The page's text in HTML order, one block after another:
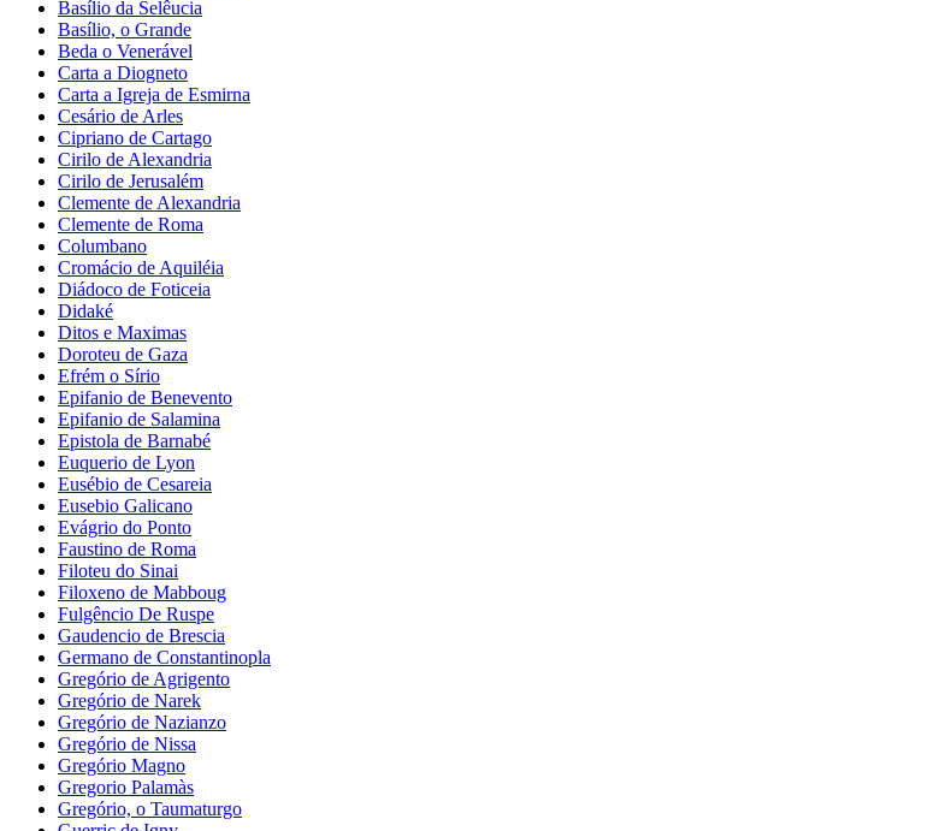
Basílio da Selêucia
Basílio, o Grande
Beda o Venerável
Carta a Diogneto
Carta a Igreja de Esmirna
Cesário de Arles
Cipriano de Cartago
Cirilo de Alexandria
Cirilo de Jerusalém
Clemente de Alexandria
Clemente de Roma
Columbano
Cromácio de Aquiléia
Diádoco de Foticeia
Didaké
Ditos e Maximas
Doroteu de Gaza
Efrém o Sírio
Epifanio de Benevento
Epifanio de Salamina
Epistola de Barnabé
Euquerio de Lyon
Eusébio de Cesareia
Eusebio Galicano
Evágrio do Ponto
Faustino de Roma
Filoteu do Sinai
Filoxeno de Mabboug
Fulgêncio De Ruspe
Gaudencio de Brescia
Germano de Constantinopla
Gregório de Agrigento
Gregório de Narek
Gregório de Nazianzo
Gregório de Nissa
Gregório Magno
Gregorio Palamàs
Gregório, o Taumaturgo